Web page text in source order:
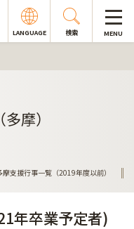
LANGUAGE 検索 MENU
摩）
摩支援行事一覧（2019年度以前）
年卒業予定者)